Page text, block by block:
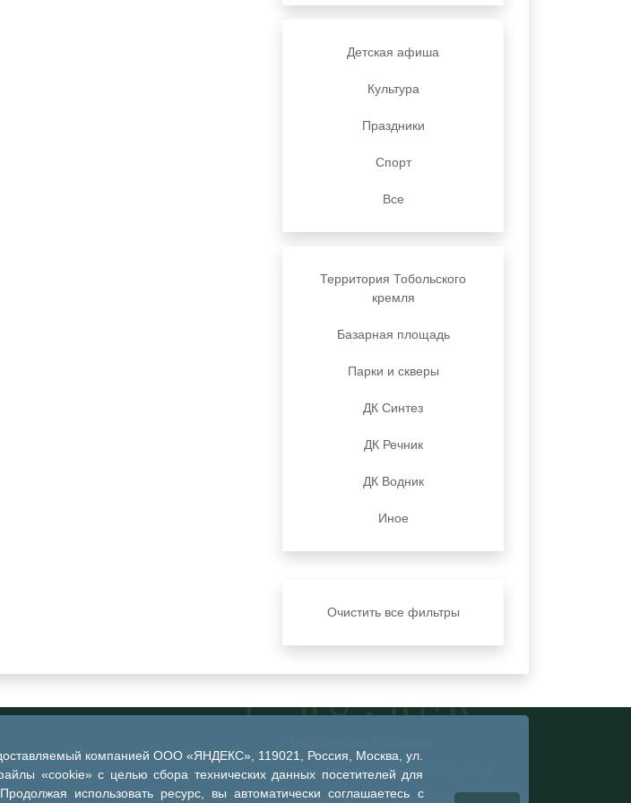
компанией ООО «ЯНДЕКС», 119021, Россия, Москва, ул.
«cookie» с целью сбора технических данных посетителей для
использовать ресурс, вы автоматически соглашаетесь с
Детская афиша
Культура
Праздники
Спорт
Все
Территория Тобольского
кремля
Базарная площадь
Парки и скверы
ДК Синтез
ДК Речник
ДК Водник
Иное
Очистить все фильтры
Администрация города Тобольска
Тобольская городская дума